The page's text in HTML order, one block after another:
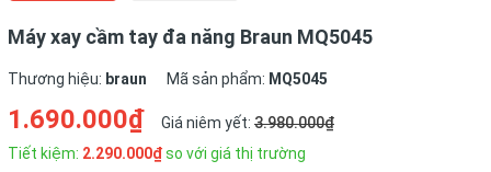
Máy xay cầm tay đa năng Braun MQ5045
Thương hiệu: braun Mã sản phẩm: MQ5045
1.690.000₫ Giá niêm yết: 3.980.000₫
Tiết kiệm: 2.290.000₫so với giá thị trường